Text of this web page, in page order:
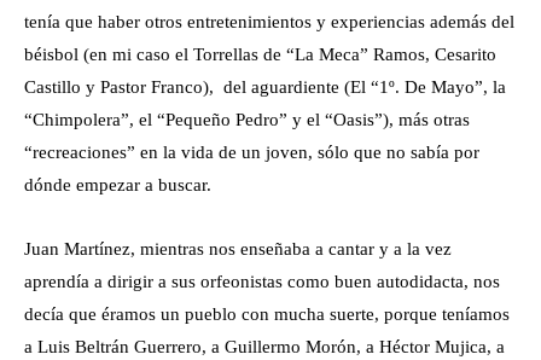
tenía que haber otros entretenimientos y experiencias además del
béisbol (en mi caso el Torrellas de “La Meca” Ramos, Cesarito
Castillo y Pastor Franco), del aguardiente (El “1º. De Mayo”, la
“Chimpolera”, el “Pequeño Pedro” y el “Oasis”), más otras
“recreaciones” en la vida de un joven, sólo que no sabía por
dónde empezar a buscar.
Juan Martínez, mientras nos enseñaba a cantar y a la vez
aprendía a dirigir a sus orfeonistas como buen autodidacta, nos
decía que éramos un pueblo con mucha suerte, porque teníamos
a Luis Beltrán Guerrero, a Guillermo Morón, a Héctor Mujica, a